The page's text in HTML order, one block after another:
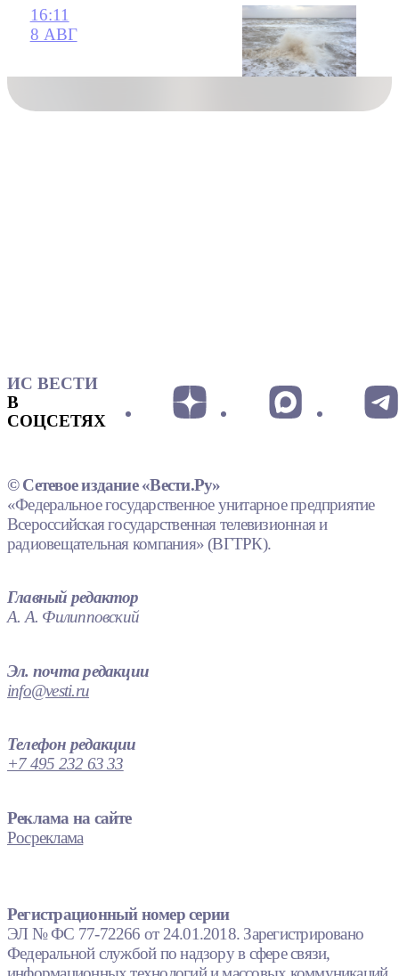
16:11
8 АВГ
ИС ВЕСТИ
В
СОЦСЕТЯХ
© Сетевое издание «Вести.Ру»
«Федеральное государственное унитарное предприятие
Всероссийская государственная телевизионная и
радиовещательная компания» (ВГТРК).
Главный редактор
А. А. Филипповский
Эл. почта редакции
info@vesti.ru
Телефон редакции
+7 495 232 63 33
Реклама на сайте
Росреклама
Регистрационный номер серии
ЭЛ № ФС 77-72266 от 24.01.2018. Зарегистрировано
Федеральной службой по надзору в сфере связи,